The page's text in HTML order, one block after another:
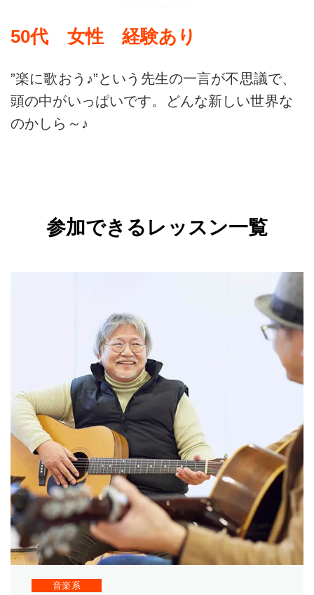
50代 女性 経験あり
”楽に歌おう♪”という先生の一言が不思議で、
頭の中がいっぱいです。どんな新しい世界な
のかしら～♪
参加できるレッスン一覧
音楽系